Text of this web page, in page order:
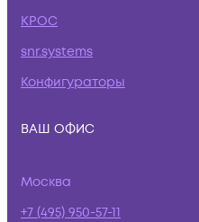
КРОС
snr.systems
Конфигураторы
ВАШ ОФИС
Москва
+7 (495) 950-57-11